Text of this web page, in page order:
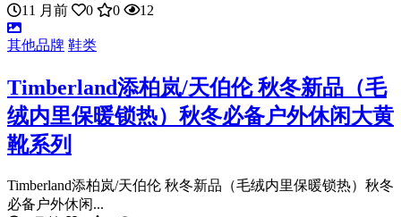
11 月前
0 0 12
其他品牌 鞋类
Timberland添柏岚/天伯伦 秋冬新品（毛
绒内里保暖锁热）秋冬必备户外休闲大黄
靴系列
Timberland添柏岚/天伯伦 秋冬新品（毛绒内里保暖锁热）秋冬
必备户外休闲...